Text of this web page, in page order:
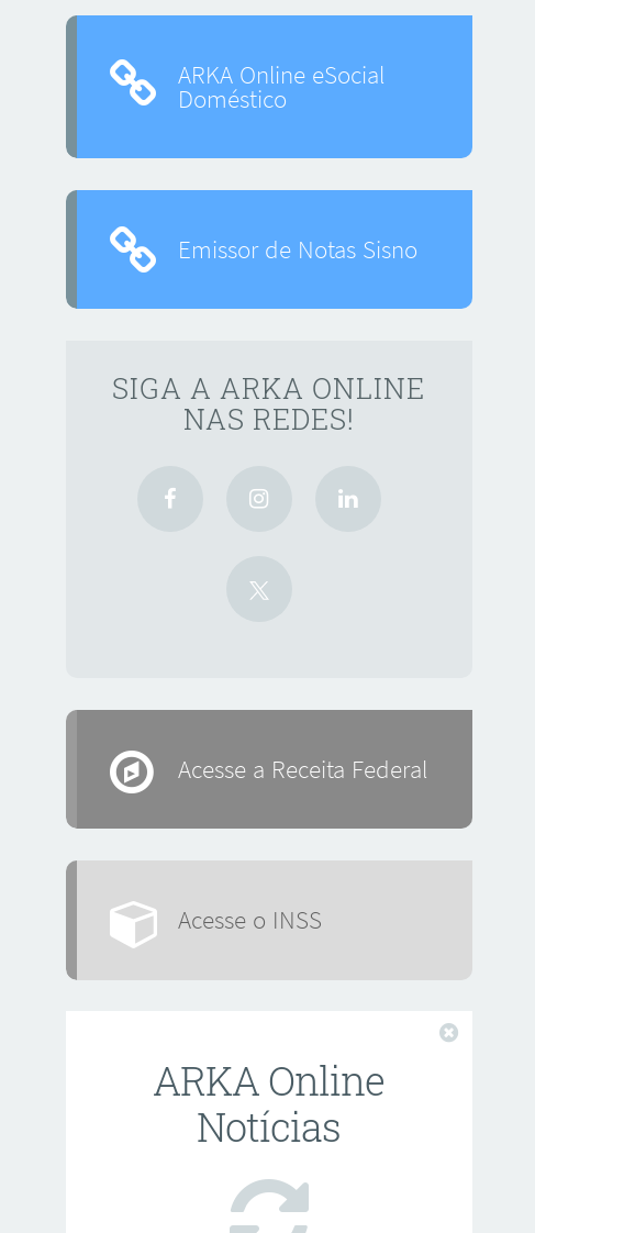
ARKA Online eSocial
Doméstico
Emissor de Notas Sisno
SIGA A ARKA ONLINE
NAS REDES!
Acesse a Receita Federal
Acesse o INSS
ARKA Online
Notícias